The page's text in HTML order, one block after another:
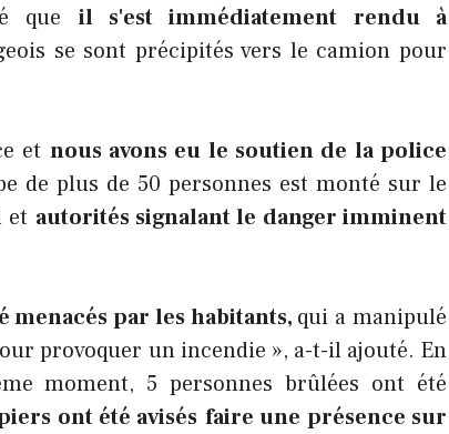
que il s'est immédiatement rendu à
se sont précipités vers le camion pour
et nous avons eu le soutien de la police
de plus de 50 personnes est monté sur le
et autorités signalant le danger imminent
par les habitants, qui a manipulé
provoquer un incendie », a-t-il ajouté. En
moment, 5 personnes brûlées ont été
ont été avisés faire une présence sur